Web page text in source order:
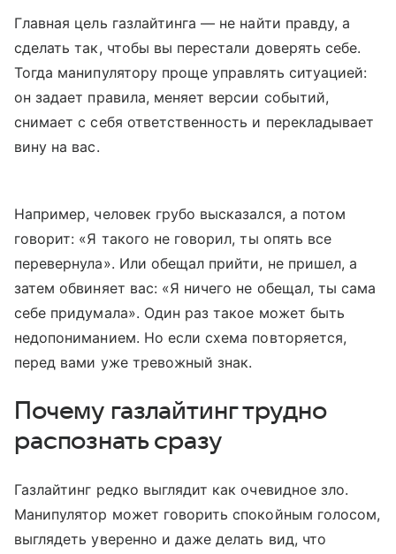
Главная цель газлайтинга — не найти правду, а
сделать так, чтобы вы перестали доверять себе.
Тогда манипулятору проще управлять ситуацией:
он задает правила, меняет версии событий,
снимает с себя ответственность и перекладывает
вину на вас.
Например, человек грубо высказался, а потом
говорит: «Я такого не говорил, ты опять все
перевернула». Или обещал прийти, не пришел, а
затем обвиняет вас: «Я ничего не обещал, ты сама
себе придумала». Один раз такое может быть
недопониманием. Но если схема повторяется,
перед вами уже тревожный знак.
Почему газлайтинг трудно
распознать сразу
Газлайтинг редко выглядит как очевидное зло.
Манипулятор может говорить спокойным голосом,
выглядеть уверенно и даже делать вид, что